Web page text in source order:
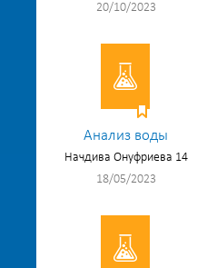
20/10/2023
Анализ воды
Начдива Онуфриева 14
18/05/2023